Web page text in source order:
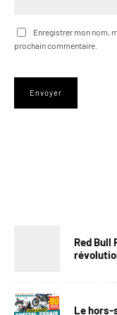
Enregistrer mon nom,
prochain commentaire.
Red Bull
Le hors-